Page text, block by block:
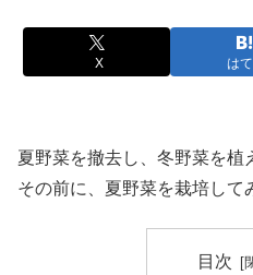
X は
夏野菜を撤去し、冬野菜を植
その前に、夏野菜を栽培して
目次